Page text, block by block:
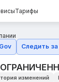
Тарифы
Следить
изменений